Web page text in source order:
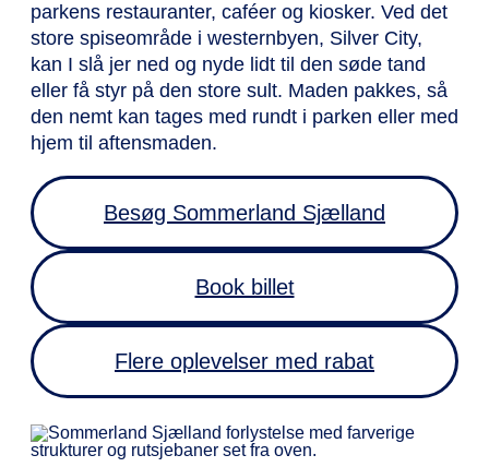
parkens restauranter, caféer og kiosker. Ved det
store spiseområde i westernbyen, Silver City,
kan I slå jer ned og nyde lidt til den søde tand
eller få styr på den store sult. Maden pakkes, så
den nemt kan tages med rundt i parken eller med
hjem til aftensmaden.
Besøg Sommerland Sjælland
Book billet
Flere oplevelser med rabat